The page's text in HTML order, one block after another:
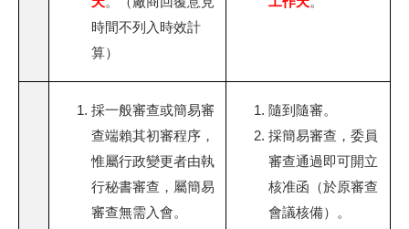
時間不列入時效計
算）
採一般審查或簡易審
查端賴其初審程序，
惟屬行政變更者由執
行秘書審查，屬簡易
審查無需入會。
隨到隨審。
採簡易審查，委員
審查通過即可開立
核准函（於原審查
會議核備）。